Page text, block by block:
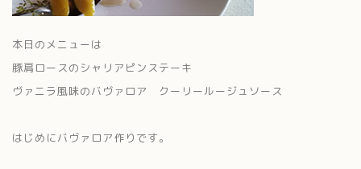
本日のメニューは
豚肩ロースのシャリアピンステーキ
ヴァニラ風味のバヴァロア クーリールージュソース
はじめにバヴァロア作りです。